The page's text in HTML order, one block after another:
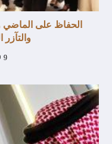
الحفاظ على الماضي
9 نوفمبر، 2024